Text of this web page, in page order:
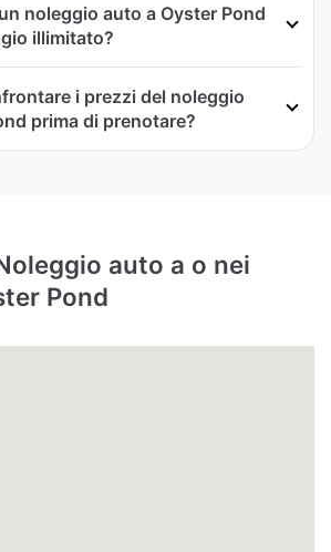
noleggio auto a Oyster Pond
illimitato?
i prezzi del noleggio
prima di prenotare?
auto a o nei
Pond